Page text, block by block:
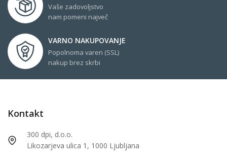
Vaše zadovoljstvo
nam pomeni največ
VARNO NAKUPOVANJE
Popolnoma varen (SSL)
nakup brez skrbi
Kontakt
300 dpi, d.o.o.
Likozarjeva ulica 1, 1000 Ljubljana